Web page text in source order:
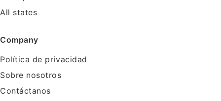
All states
Company
Política de privacidad
Sobre nosotros
Contáctanos